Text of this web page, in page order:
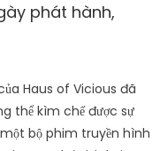
phát hành,
Haus of Vicious đã
thể kìm chế được sự
bộ phim truyền hình